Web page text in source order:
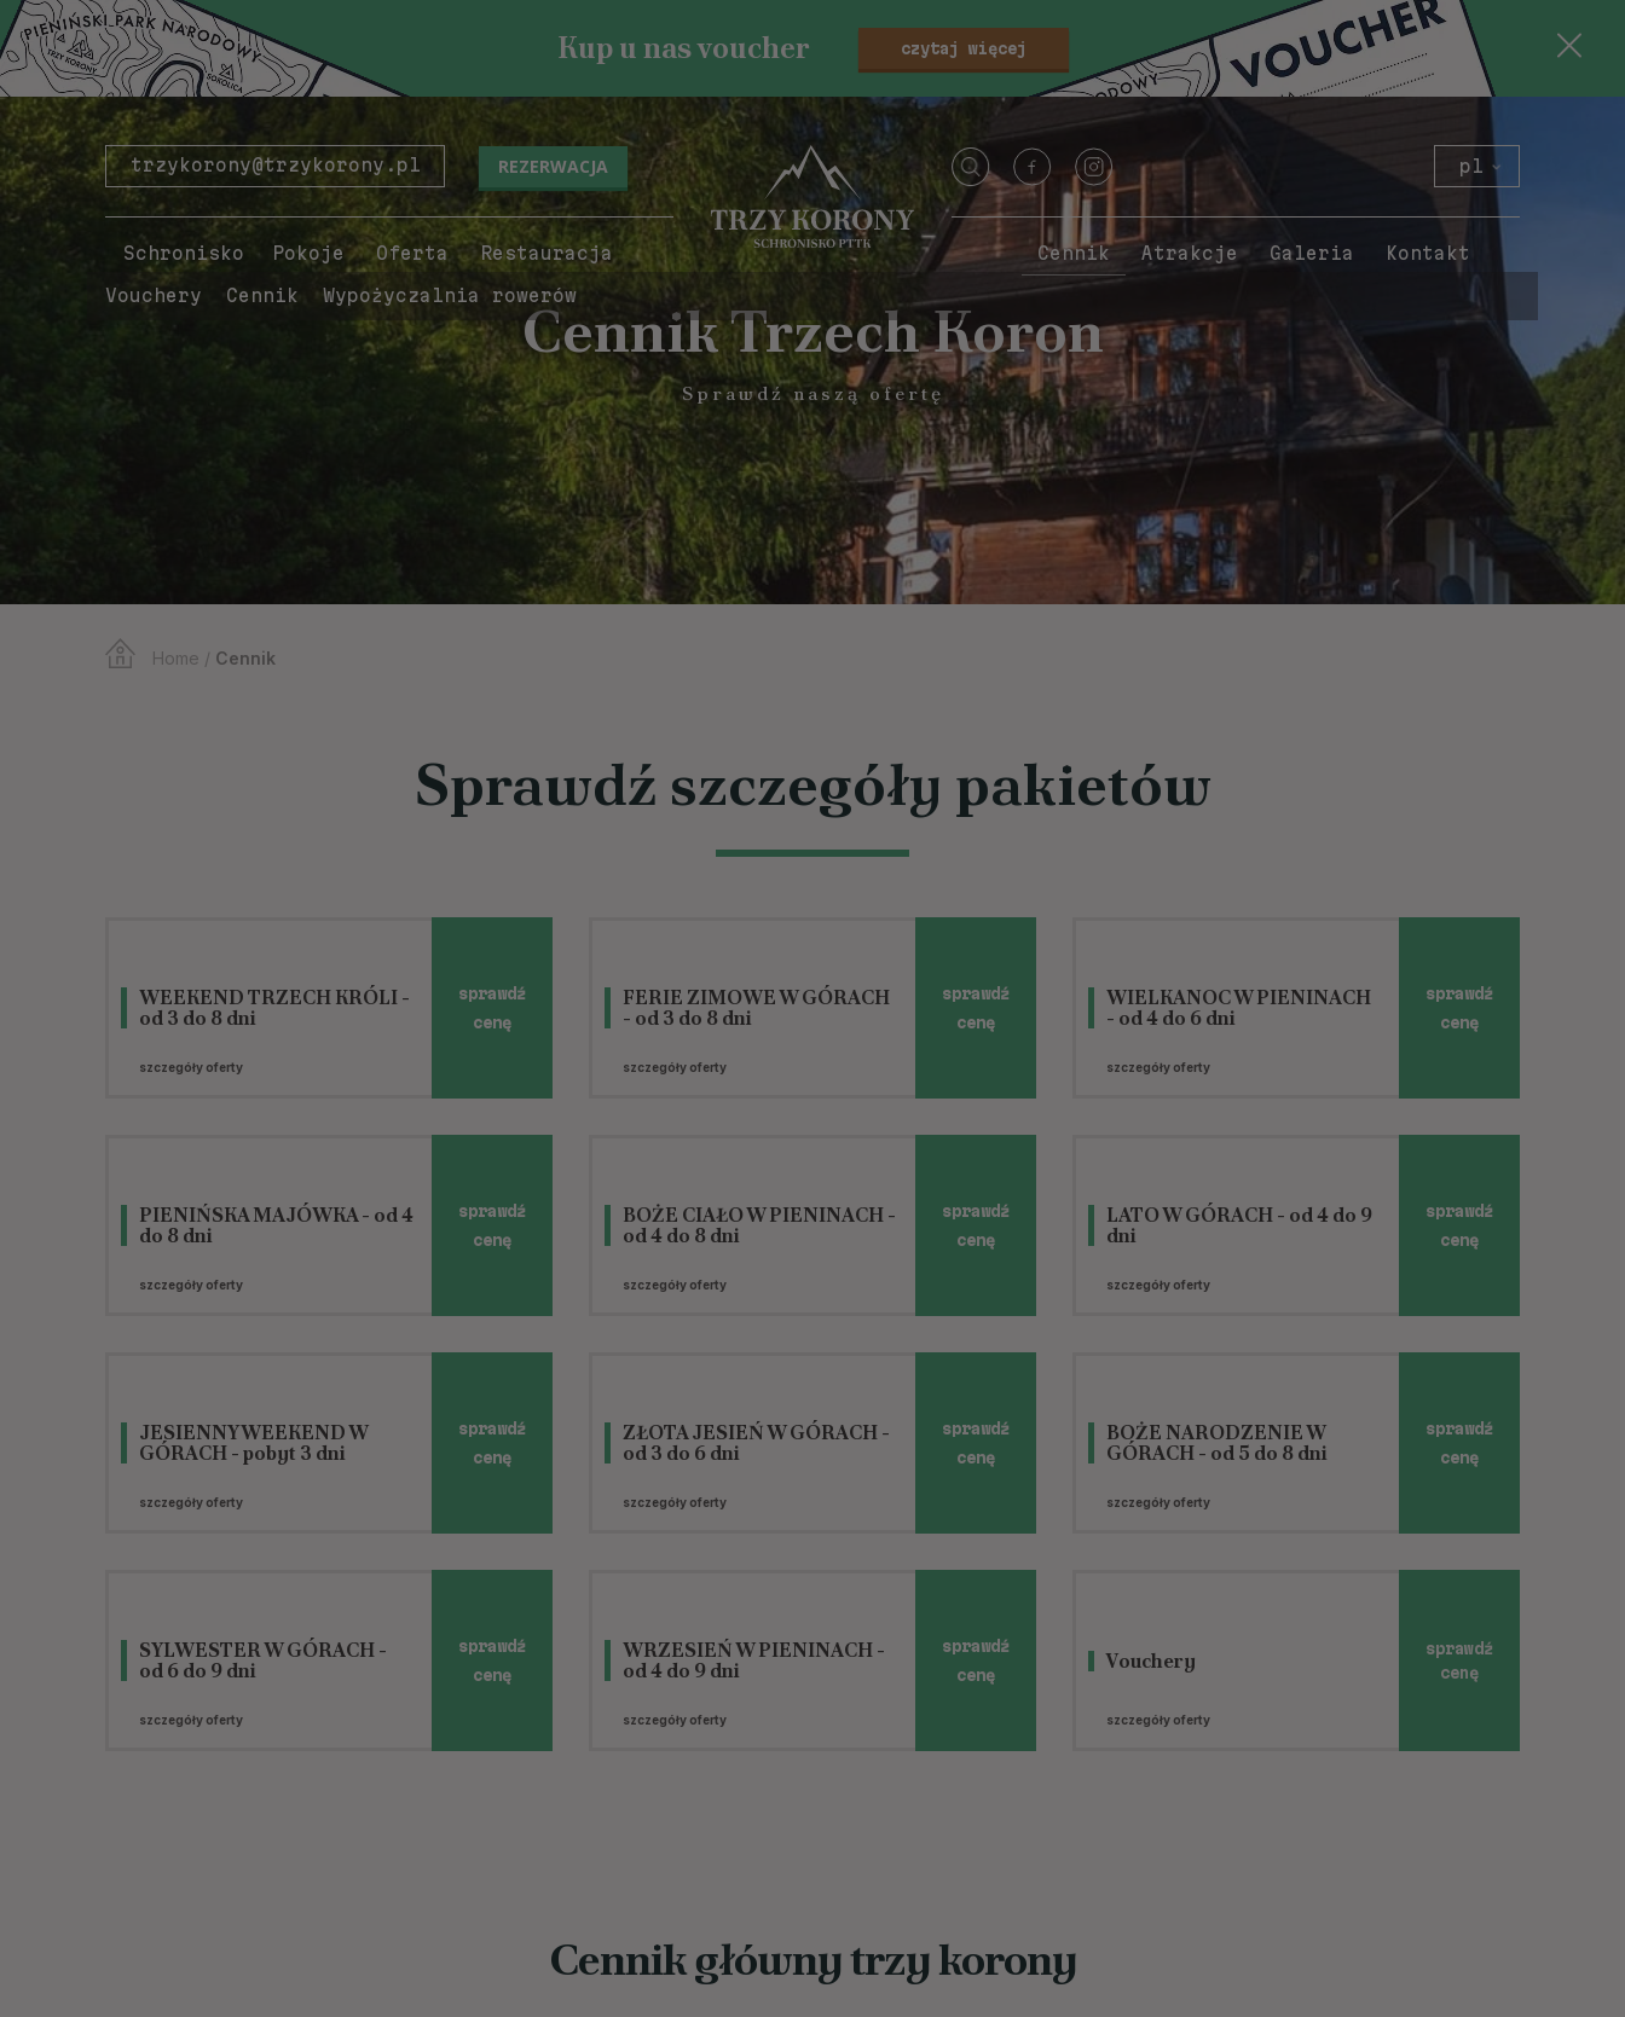
Kup u nas voucher czytaj więcej
trzykorony@trzykorony.pl REZERWACJA
pl
de
sk
Schronisko Pokoje Oferta Restauracja Cennik
Vouchery Cennik Wypożyczalnia rowerów
Atrakcje Galeria Kontakt
Cennik Trzech Koron
Sprawdź naszą ofertę
Home / Cennik
Sprawdź szczegóły pakietów
WEEKEND TRZECH KRÓLI -
od 3 do 8 dni
szczegóły oferty
sprawdź
cenę
FERIE ZIMOWE W GÓRACH
- od 3 do 8 dni
szczegóły oferty
sprawdź
cenę
WIELKANOC W PIENINACH
- od 4 do 6 dni
szczegóły oferty
sprawdź
cenę
PIENIŃSKA MAJÓWKA - od 4
do 8 dni
szczegóły oferty
sprawdź
cenę
BOŻE CIAŁO W PIENINACH -
od 4 do 8 dni
szczegóły oferty
sprawdź
cenę
LATO W GÓRACH - od 4 do 9
dni
szczegóły oferty
sprawdź
cenę
JESIENNY WEEKEND W
GÓRACH - pobyt 3 dni
szczegóły oferty
sprawdź
cenę
ZŁOTA JESIEŃ W GÓRACH -
od 3 do 6 dni
szczegóły oferty
sprawdź
cenę
BOŻE NARODZENIE W
GÓRACH - od 5 do 8 dni
szczegóły oferty
sprawdź
cenę
SYLWESTER W GÓRACH -
od 6 do 9 dni
szczegóły oferty
sprawdź
cenę
WRZESIEŃ W PIENINACH -
od 4 do 9 dni
szczegóły oferty
sprawdź
cenę
Vouchery
szczegóły oferty
sprawdź
cenę
Cennik główny trzy korony